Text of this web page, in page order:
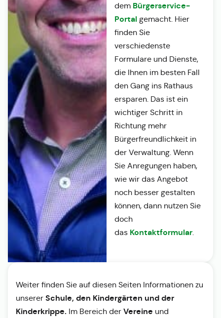
dem Bürgerservice-
Portalgemacht. Hier
finden Sie
verschiedenste
Formulare und Dienste,
die Ihnen im besten Fall
den Gang ins Rathaus
ersparen. Das ist ein
wichtiger Schritt in
Richtung mehr
Bürgerfreundlichkeit in
der Verwaltung. Wenn
Sie Anregungen haben,
wie wir das Angebot
noch besser gestalten
können, dann nutzen Sie
doch
das Kontaktformular.
Weiter finden Sie auf diesen Seiten Informationen zu
unserer Schule, den Kindergärten und der
Kinderkrippe. Im Bereich der Vereine und